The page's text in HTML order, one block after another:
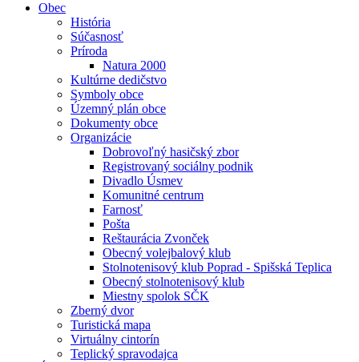
Obec
História
Súčasnosť
Príroda
Natura 2000
Kultúrne dedičstvo
Symboly obce
Územný plán obce
Dokumenty obce
Organizácie
Dobrovoľný hasičský zbor
Registrovaný sociálny podnik
Divadlo Úsmev
Komunitné centrum
Farnosť
Pošta
Reštaurácia Zvonček
Obecný volejbalový klub
Stolnotenisový klub Poprad - Spišská Teplica
Obecný stolnotenisový klub
Miestny spolok SČK
Zberný dvor
Turistická mapa
Virtuálny cintorín
Teplický spravodajca